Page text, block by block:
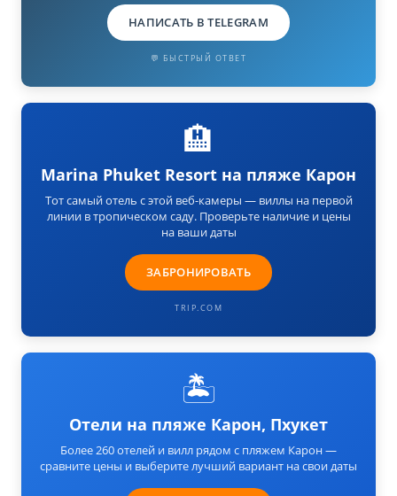
НАПИСАТЬ В TELEGRAM
💬 БЫСТРЫЙ ОТВЕТ
🏨
Marina Phuket Resort на пляже Карон
Тот самый отель с этой веб-камеры — виллы на первой
линии в тропическом саду. Проверьте наличие и цены
на ваши даты
ЗАБРОНИРОВАТЬ
TRIP.COM
🏝️
Отели на пляже Карон, Пхукет
Более 260 отелей и вилл рядом с пляжем Карон —
сравните цены и выберите лучший вариант на свои даты